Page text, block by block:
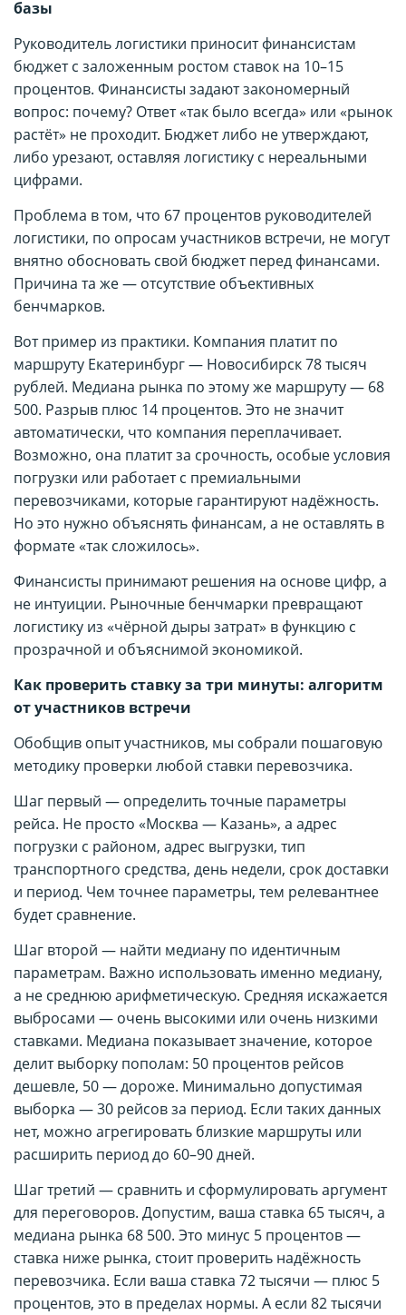
базы
Руководитель логистики приносит финансистам
бюджет с заложенным ростом ставок на 10–15
процентов. Финансисты задают закономерный
вопрос: почему? Ответ «так было всегда» или «рынок
растёт» не проходит. Бюджет либо не утверждают,
либо урезают, оставляя логистику с нереальными
цифрами.
Проблема в том, что 67 процентов руководителей
логистики, по опросам участников встречи, не могут
внятно обосновать свой бюджет перед финансами.
Причина та же — отсутствие объективных
бенчмарков.
Вот пример из практики. Компания платит по
маршруту Екатеринбург — Новосибирск 78 тысяч
рублей. Медиана рынка по этому же маршруту — 68
500. Разрыв плюс 14 процентов. Это не значит
автоматически, что компания переплачивает.
Возможно, она платит за срочность, особые условия
погрузки или работает с премиальными
перевозчиками, которые гарантируют надёжность.
Но это нужно объяснять финансам, а не оставлять в
формате «так сложилось».
Финансисты принимают решения на основе цифр, а
не интуиции. Рыночные бенчмарки превращают
логистику из «чёрной дыры затрат» в функцию с
прозрачной и объяснимой экономикой.
Как проверить ставку за три минуты: алгоритм
от участников встречи
Обобщив опыт участников, мы собрали пошаговую
методику проверки любой ставки перевозчика.
Шаг первый — определить точные параметры
рейса. Не просто «Москва — Казань», а адрес
погрузки с районом, адрес выгрузки, тип
транспортного средства, день недели, срок доставки
и период. Чем точнее параметры, тем релевантнее
будет сравнение.
Шаг второй — найти медиану по идентичным
параметрам. Важно использовать именно медиану,
а не среднюю арифметическую. Средняя искажается
выбросами — очень высокими или очень низкими
ставками. Медиана показывает значение, которое
делит выборку пополам: 50 процентов рейсов
дешевле, 50 — дороже. Минимально допустимая
выборка — 30 рейсов за период. Если таких данных
нет, можно агрегировать близкие маршруты или
расширить период до 60–90 дней.
Шаг третий — сравнить и сформулировать аргумент
для переговоров. Допустим, ваша ставка 65 тысяч, а
медиана рынка 68 500. Это минус 5 процентов —
ставка ниже рынка, стоит проверить надёжность
перевозчика. Если ваша ставка 72 тысячи — плюс 5
процентов, это в пределах нормы. А если 82 тысячи